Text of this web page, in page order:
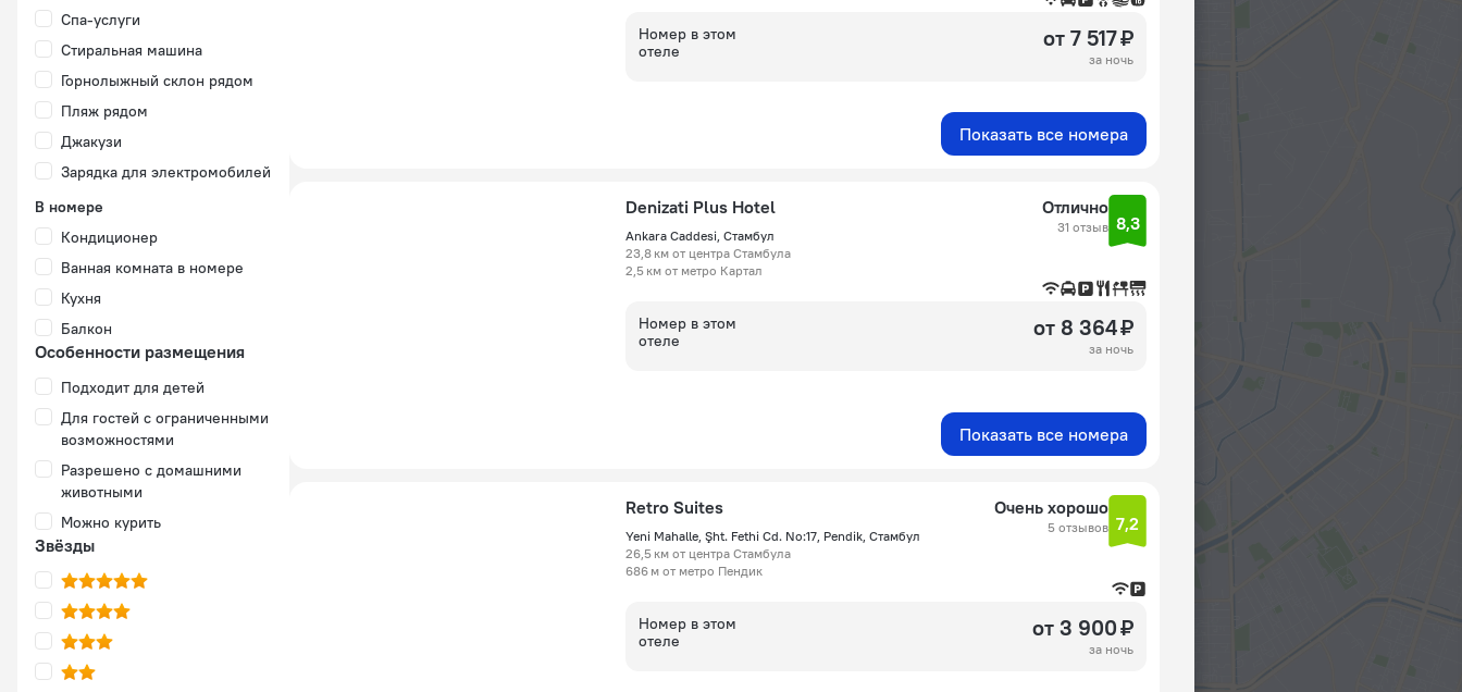
Спа-услуги
Стиральная машина
Горнолыжный склон рядом
Пляж рядом
Джакузи
Зарядка для электромобилей
В номере
Кондиционер
Ванная комната в номере
Кухня
Балкон
Особенности размещения
Подходит для детей
Для гостей с ограниченными
возможностями
Разрешено с домашними
животными
Можно курить
Звёзды
Номер в этом
отеле
от 7 517 ₽
за ночь
Показать все номера
Denizati Plus Hotel
Ankara Caddesi, Стамбул
23,8 км от центра Стамбула
2,5 км от метро Картал
Отлично
31 отзыв 8,3
Номер в этом
отеле
от 8 364 ₽
за ночь
Показать все номера
Retro Suites
Yeni Mahalle, Şht. Fethi Cd. No:17, Pendik, Стамбул
26,5 км от центра Стамбула
686 м от метро Пендик
Очень хорошо
5 отзывов 7,2
Номер в этом
отеле
от 3 900 ₽
за ночь